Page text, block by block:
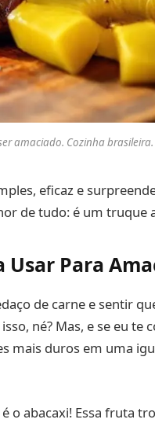
amaciado. Cozinha brasileira.
eficaz e
de tudo: é um truque
Para
de carne e sentir
né? Mas, e se eu te
mais duros em uma
o abacaxi! Essa fruta